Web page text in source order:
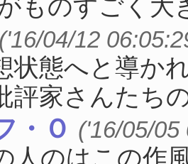
ものすごく大
('16/04/12
状態へと導か
評家さんたち
・Ｏ ('16/05/05